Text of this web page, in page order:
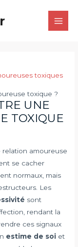
Main
toxiques
toxique ?
UNE
TOXIQUE
relation amoureuse
se cacher
normaux, mais
Les
sont
rendant la
ces signaux
estime de soi et